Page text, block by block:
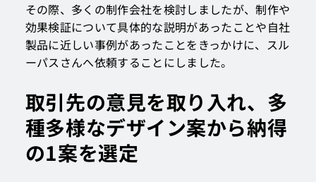
その際、多くの制作会社を検討しましたが、制作や
効果検証について具体的な説明があったことや自社
製品に近しい事例があったことをきっかけに、スル
ーパスさんへ依頼することにしました。
取引先の意見を取り入れ、多
種多様なデザイン案から納得
の1案を選定